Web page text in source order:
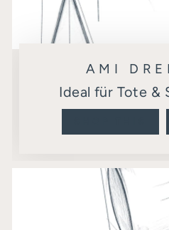
AMI
Ideal für Tote &